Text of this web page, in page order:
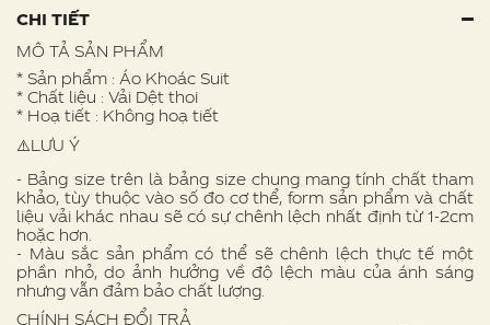
CHI TIẾT
MÔ TẢ SẢN PHẨM
* Sản phẩm : Áo Khoác Suit
* Chất liệu : Vải Dệt thoi
* Hoạ tiết : Không hoạ tiết
⚠️LƯU Ý
- Bảng size trên là bảng size chung mang tính chất tham
khảo, tùy thuộc vào số đo cơ thể, form sản phẩm và chất
liệu vải khác nhau sẽ có sự chênh lệch nhất định từ 1-2cm
hoặc hơn.
- Màu sắc sản phẩm có thể sẽ chênh lệch thực tế một
phần nhỏ, do ảnh hưởng về độ lệch màu của ánh sáng
nhưng vẫn đảm bảo chất lượng.
CHÍNH SÁCH ĐỔI TRẢ